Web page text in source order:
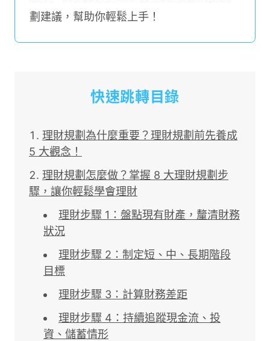
劃建議，幫助你輕鬆上手！
快速跳轉目錄
理財規劃為什麼重要？理財規劃前先養成
5 大觀念！
理財規劃怎麼做？掌握 8 大理財規劃步
驟，讓你輕鬆學會理財
理財步驟 1：盤點現有財產，釐清財務
狀況
理財步驟 2：制定短、中、長期階段
目標
理財步驟 3：計算財務差距
理財步驟 4：持續追蹤現金流、投
資、儲蓄情形